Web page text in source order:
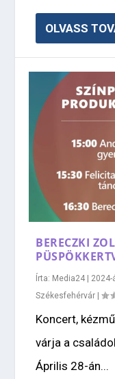
OLVASS
BERECZKI
Írta: Media24 2024-
Székesfehérvár |
Koncert,
várja a
Április 28-án...